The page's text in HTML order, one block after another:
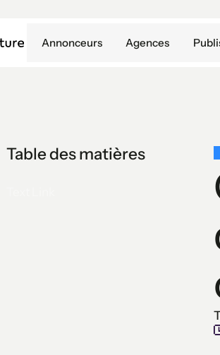
Annonceurs Agences
Table des matières